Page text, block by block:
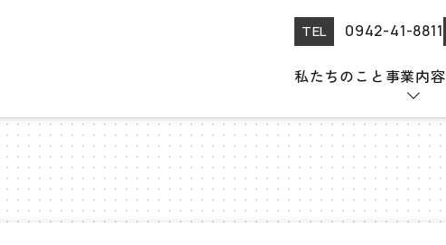
TEL 0942-41-8811
私たちのこと 事業内容